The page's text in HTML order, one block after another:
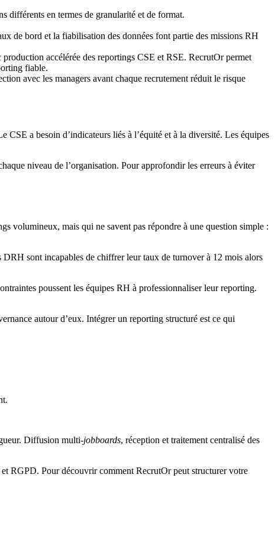
différents en termes de granularité et de format.
de bord et la fiabilisation des données font partie des missions RH
accélérée des reportings CSE et RSE. RecrutOr permet
fiable.
avec les managers avant chaque recrutement réduit le risque
a besoin d’indicateurs liés à l’équité et à la diversité. Les équipes
niveau de l’organisation. Pour approfondir les erreurs à éviter
volumineux, mais qui ne savent pas répondre à une question simple :
sont incapables de chiffrer leur taux de turnover à 12 mois alors
poussent les équipes RH à professionnaliser leur reporting.
autour d’eux. Intégrer un reporting structuré est ce qui
Diffusion multi-jobboards, réception et traitement centralisé des
RGPD. Pour découvrir comment RecrutOr peut structurer votre